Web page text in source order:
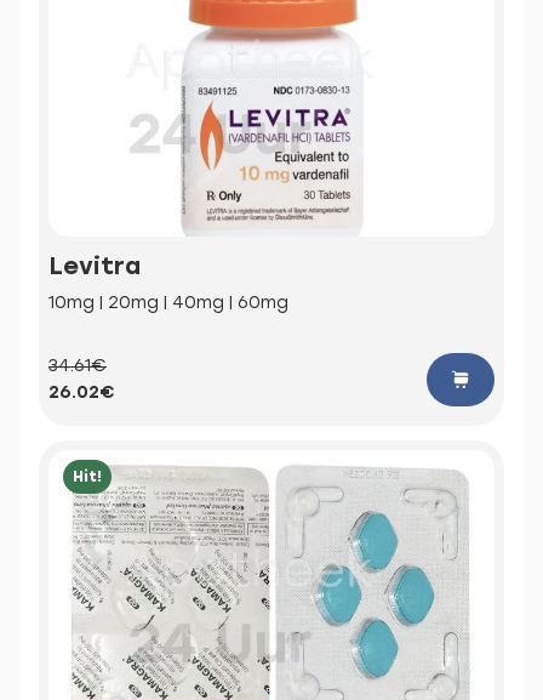
Levitra
10mg | 20mg | 40mg | 60mg
34.61€
26.02€
Hit!